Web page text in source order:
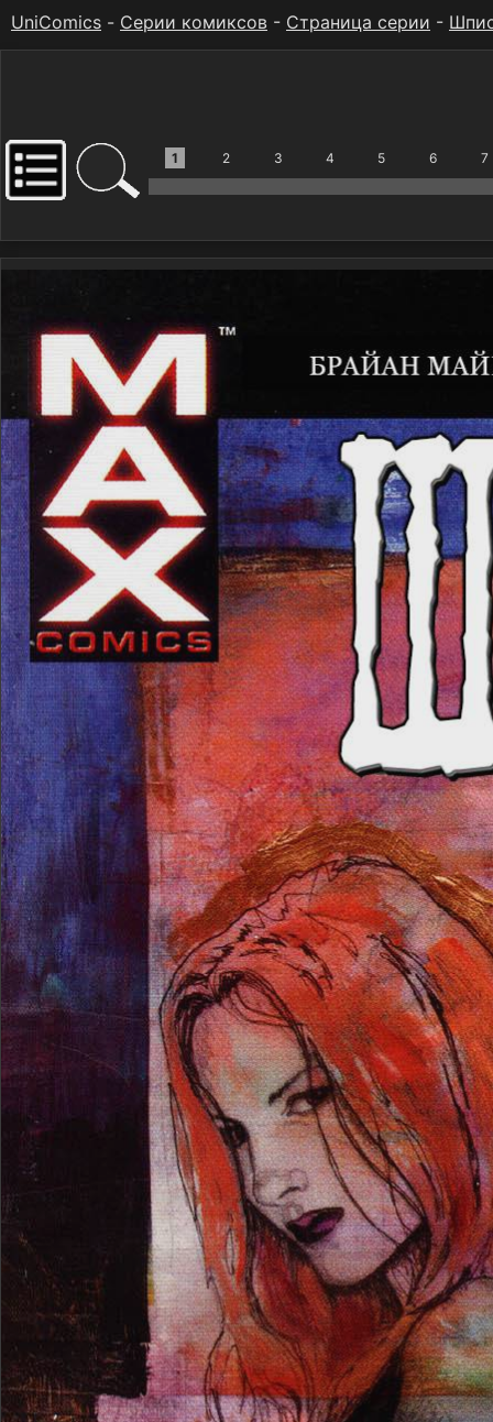
UniComics - Серии комиксов - Страница серии -
1 2 3 4 5 6 7